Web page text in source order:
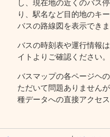
し、現在地の近くのバス
り、駅名など目的地のキ
バスの路線図を表示できま
バスの時刻表や運行情報
イトよりご確認ください。
バスマップの各ページヘ
ただいて問題ありません
種データへの直接アクセ